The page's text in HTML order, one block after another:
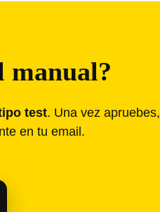
manual?
test. Una vez apruebes,
en tu email.